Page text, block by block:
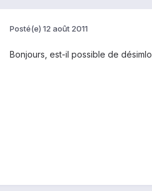
Posté(e) 12 août 2011
Bonjours, est-il possible de